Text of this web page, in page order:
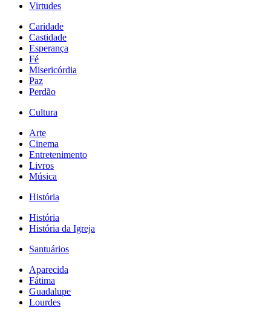
Virtudes
Caridade
Castidade
Esperança
Fé
Misericórdia
Paz
Perdão
Cultura
Arte
Cinema
Entretenimento
Livros
Música
História
História
História da Igreja
Santuários
Aparecida
Fátima
Guadalupe
Lourdes